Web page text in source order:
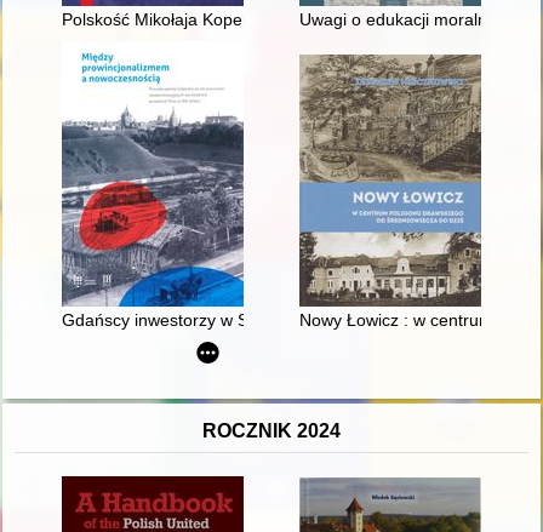
Polskość Mikołaja Kopernika z rodu ŚlązakaUwagi o edukacji moralnej
Gdańscy inwestorzy w Sopocie : prestiż finansowy i
Nowy Łowicz : w centrum
ROCZNIK 2024